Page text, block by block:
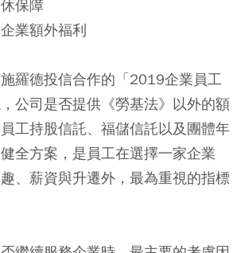
保障
業額外福利
羅德投信合作的「2019企業員工
公司是否提供《勞基法》以外的額
工持股信託、福儲信託以及團體年
全方案，是員工在選擇一家企業
、薪資與升遷外，最為重視的指標